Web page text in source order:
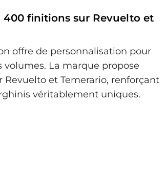
400 finitions sur Revuelto et
offre de personnalisation pour
La marque propose
et Temerario, renforçant
véritablement uniques.